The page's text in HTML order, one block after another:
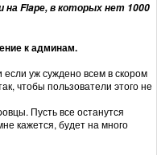
Flapе, в которых нет 1000
к админам.
уж суждено всем в скором
чтобы пользователи этого не
Пусть все останутся
кажется, будет на много